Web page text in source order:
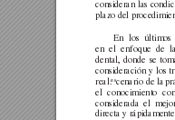
consideran las
plazo del
En los
últimos
en
el enfoque de
dental, donde se
consideración y los
real.escenario de la
el
conocimiento
con
considerada el
directa y